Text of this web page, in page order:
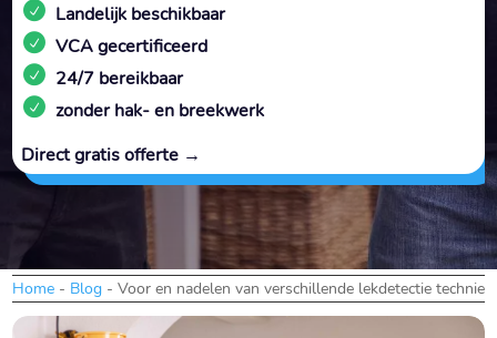
Landelijk beschikbaar
VCA gecertificeerd
24/7 bereikbaar
zonder hak- en breekwerk
Direct gratis offerte →
Home - Blog -Voor en nadelen van verschillende lekdetectie